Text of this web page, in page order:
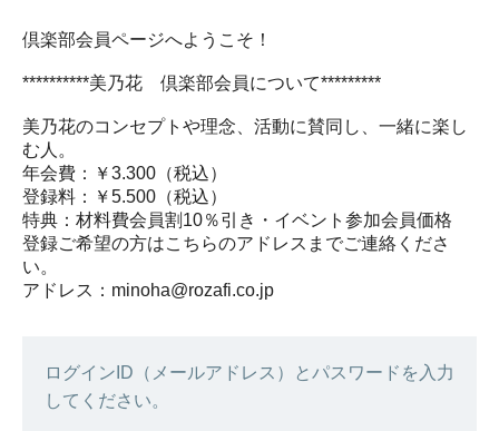
倶楽部会員ページへようこそ！
**********美乃花 倶楽部会員について*********
美乃花のコンセプトや理念、活動に賛同し、一緒に楽し
む人。
年会費：￥3.300（税込）
登録料：￥5.500（税込）
特典：材料費会員割10％引き・イベント参加会員価格
登録ご希望の方はこちらのアドレスまでご連絡くださ
い。
アドレス：minoha@rozafi.co.jp
ログインID（メールアドレス）とパスワードを入力
してください。